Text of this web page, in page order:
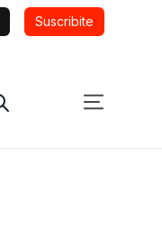
Suscribite